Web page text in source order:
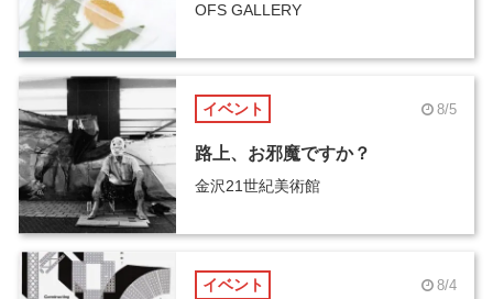
OFS GALLERY
イベント 8/5
路上、お邪魔ですか？
金沢21世紀美術館
イベント 8/4